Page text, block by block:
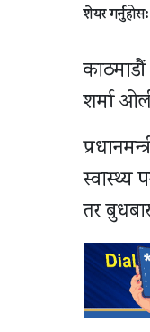
शेयर गर्नुहोस:
शर्मा
स्वास्थ्य
तर